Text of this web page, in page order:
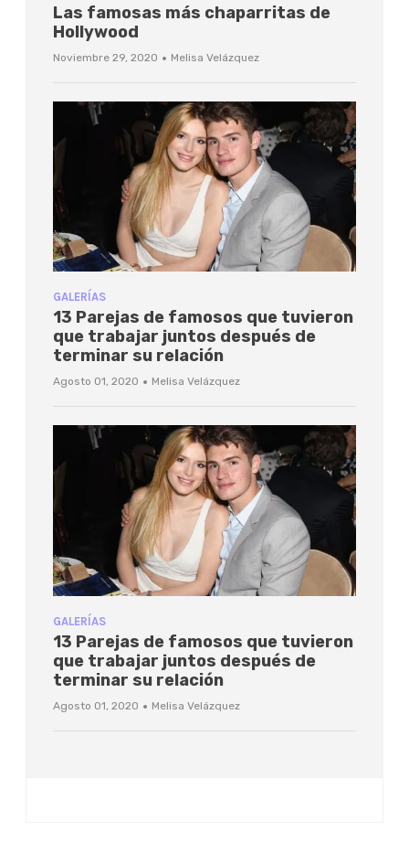
Las famosas más chaparritas de
Hollywood
Noviembre 29, 2020 · Melisa Velázquez
GALERÍAS
13 Parejas de famosos que tuvieron
que trabajar juntos después de
terminar su relación
Agosto 01, 2020 · Melisa Velázquez
GALERÍAS
13 Parejas de famosos que tuvieron
que trabajar juntos después de
terminar su relación
Agosto 01, 2020 · Melisa Velázquez